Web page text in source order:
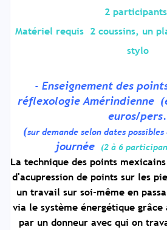
2
Matériel requis 2 coussins, un
stylo
- Enseignement des
réflexologie Amérindienne
euros/pers.
(sur demande selon dates
journée
(2 à 6
La technique des points
d'acupression de points sur les
un travail sur soi-même en
via le système énergétique
par un donneur avec qui on